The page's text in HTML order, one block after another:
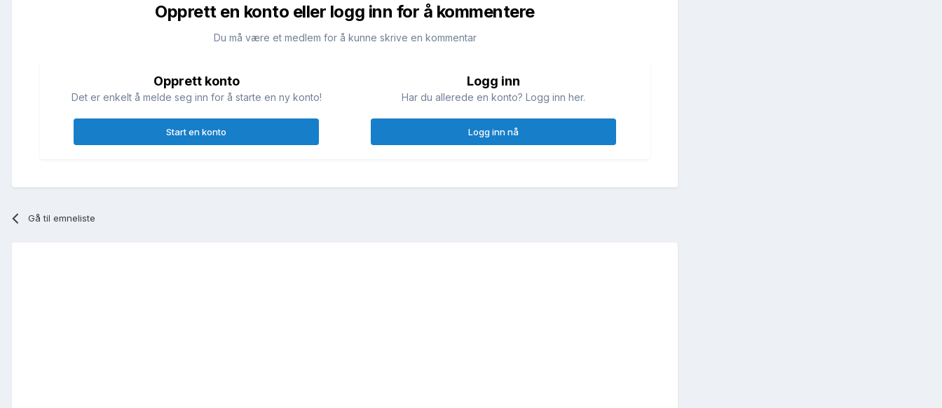
Opprett en konto eller logg inn for å kommentere
Du må være et medlem for å kunne skrive en kommentar
Opprett konto
Det er enkelt å melde seg inn for å starte en ny konto!
Start en konto
Logg inn
Har du allerede en konto? Logg inn her.
Logg inn nå
Gå til emneliste